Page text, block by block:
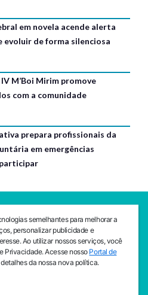
em novela acende alerta
evoluir de forma silenciosa
M’Boi Mirim promove
com a comunidade
prepara profissionais da
em emergências
CEJAM
São Paulo, 01503-001
3469 - 1818
CEJAM
São Paulo, 01503-001
semelhantes para melhorar a
personalizar publicidade e
Ao utilizar nossos serviços, você
Privacidade. Acesse nosso Portal de
da nossa nova política.